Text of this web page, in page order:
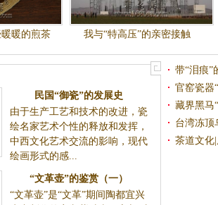
暖的煎茶 我与“特高压”的亲密接触
展史
改进，瓷绘名家艺术个性的释放
交流的影响，现代绘画形式的
（一）
带“泪痕
官窑瓷器
藏界黑马
台湾冻顶
茶道文化